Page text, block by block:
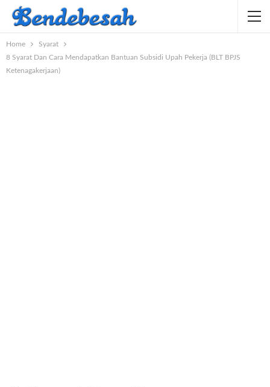
Home
Syarat
8 Syarat Dan Cara Mendapatkan Bantuan Subsidi Upah Pekerja (BLT BPJS
Ketenagakerjaan)